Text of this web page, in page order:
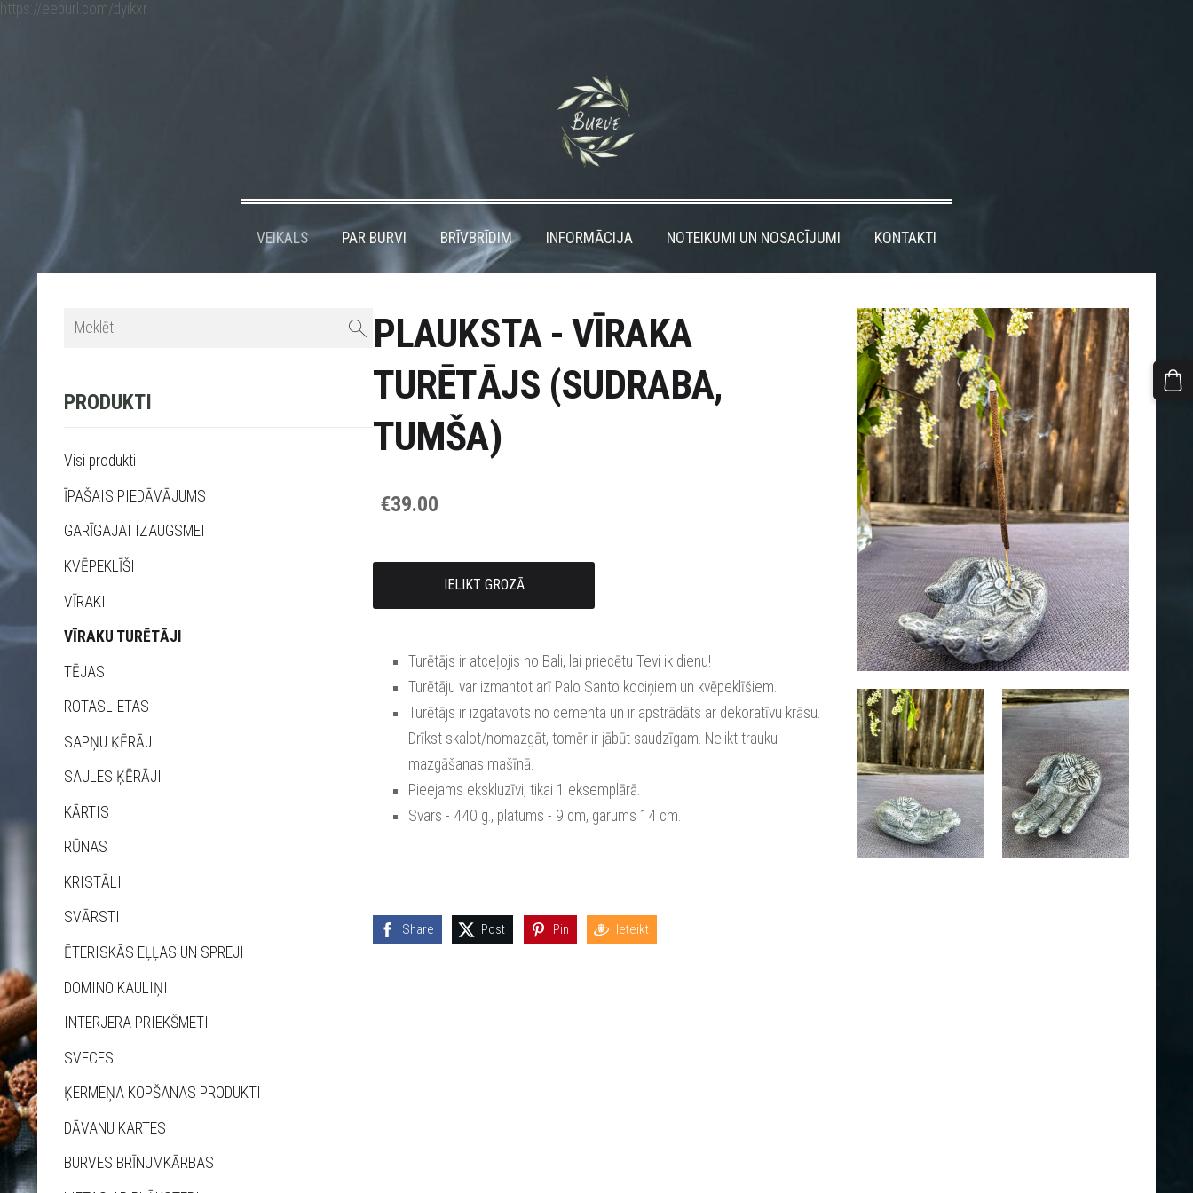
https://eepurl.com/dyikxr
VEIKALS PAR BURVI BRĪVBRĪDIM INFORMĀCIJA NOTEIKUMI UN NOSACĪJUMI KONTAKTI
PRODUKTI
Visi produkti
ĪPAŠAIS PIEDĀVĀJUMS
GARĪGAJAI IZAUGSMEI
KVĒPEKLĪŠI
VĪRAKI
VĪRAKU TURĒTĀJI
TĒJAS
ROTASLIETAS
SAPŅU ĶĒRĀJI
SAULES ĶĒRĀJI
KĀRTIS
RŪNAS
KRISTĀLI
SVĀRSTI
ĒTERISKĀS EĻĻAS UN SPREJI
DOMINO KAULIŅI
INTERJERA PRIEKŠMETI
SVECES
ĶERMEŅA KOPŠANAS PRODUKTI
DĀVANU KARTES
BURVES BRĪNUMKĀRBAS
PLAUKSTA - VĪRAKA
TURĒTĀJS (SUDRABA,
TUMŠA)
€39.00
IELIKT GROZĀ
Turētājs ir atceļojis no Bali, lai priecētu Tevi ik dienu!
Turētāju var izmantot arī Palo Santo kociņiem un kvēpeklīšiem.
Turētājs ir izgatavots no cementa un ir apstrādāts ar dekoratīvu krāsu.
Drīkst skalot/nomazgāt, tomēr ir jābūt saudzīgam. Nelikt trauku
mazgāšanas mašīnā.
Pieejams ekskluzīvi, tikai 1 eksemplārā.
Svars - 440 g., platums - 9 cm, garums 14 cm.
Share Post Pin Ieteikt